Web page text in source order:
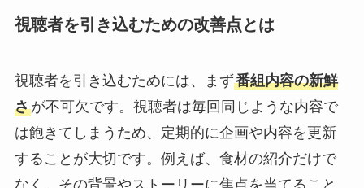
視聴者を引き込むための改善点とは
視聴者を引き込むためには、まず番組内容の新鮮
さが不可欠です。視聴者は毎回同じような内容で
は飽きてしまうため、定期的に企画や内容を更新
することが大切です。例えば、食材の紹介だけで